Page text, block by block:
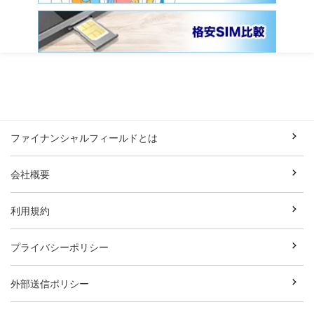
ファイナンシャルフィールドとは
会社概要
利用規約
プライバシーポリシー
外部送信ポリシー